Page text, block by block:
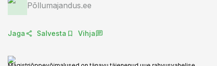
Põllumajandus.ee
Jaga Salvesta Vihja